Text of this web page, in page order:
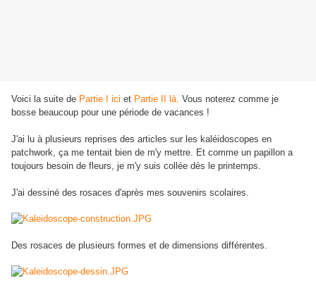
Voici la suite de Partie I ici et Partie II là. Vous noterez comme je
bosse beaucoup pour une période de vacances !
J'ai lu à plusieurs reprises des articles sur les kaléidoscopes en
patchwork, ça me tentait bien de m'y mettre. Et comme un papillon a
toujours besoin de fleurs, je m'y suis collée dès le printemps.
J'ai dessiné des rosaces d'après mes souvenirs scolaires.
Des rosaces de plusieurs formes et de dimensions différentes.